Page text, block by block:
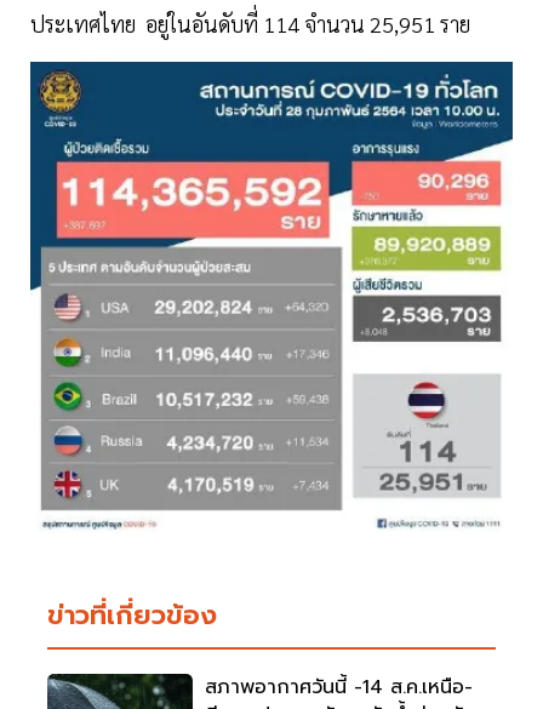
ประเทศไทย อยู่ในอันดับที่ 114 จำนวน 25,951 ราย
ข่าวที่เกี่ยวข้อง
สภาพอากาศวันนี้ -14 ส.ค.เหนือ-